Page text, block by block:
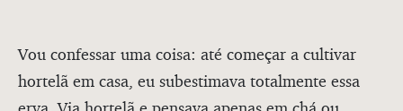
Vou confessar uma coisa: até começar a cultivar
hortelã em casa, eu subestimava totalmente essa